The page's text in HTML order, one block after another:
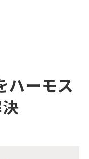
ハーモス